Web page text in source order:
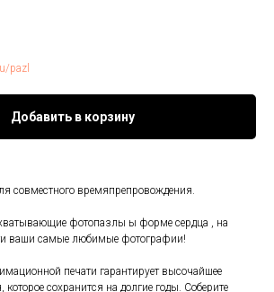
pazl
Добавить в корзину
совместного времяпрепровождения.
фотопазлы ы форме сердца , на
ваши самые любимые фотографии!
печати гарантирует высочайшее
которое сохранится на долгие годы. Соберите